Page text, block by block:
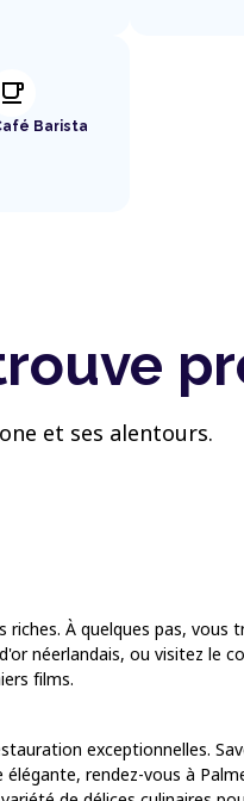
local_cafe
Barista
et ses alentours.
À quelques pas, vous
néerlandais, ou visitez le
films.
exceptionnelles.
rendez-vous à